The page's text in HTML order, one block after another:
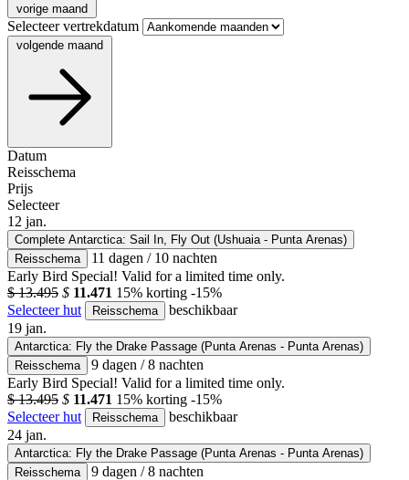
vorige maand
Selecteer vertrekdatum
volgende maand
Datum
Reisschema
Prijs
Selecteer
12 jan.
Complete Antarctica: Sail In, Fly Out (Ushuaia - Punta Arenas)
Reisschema
11 dagen / 10 nachten
Early Bird Special! Valid for a limited time only.
$ 13.495 $ 11.471 15% korting -15%
Selecteer hut
Reisschema
beschikbaar
19 jan.
Antarctica: Fly the Drake Passage (Punta Arenas - Punta Arenas)
Reisschema
9 dagen / 8 nachten
Early Bird Special! Valid for a limited time only.
$ 13.495 $ 11.471 15% korting -15%
Selecteer hut
Reisschema
beschikbaar
24 jan.
Antarctica: Fly the Drake Passage (Punta Arenas - Punta Arenas)
Reisschema
9 dagen / 8 nachten